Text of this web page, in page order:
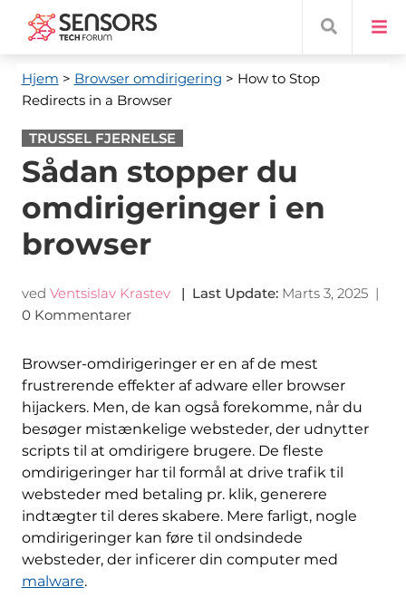
Hjem > Browser omdirigering > How to Stop
Redirects in a Browser
TRUSSEL FJERNELSE
Sådan stopper du
omdirigeringer i en
browser
ved Ventsislav Krastev | Last Update: Marts 3, 2025|
0 Kommentarer
Browser-omdirigeringer er en af de mest
frustrerende effekter af adware eller browser
hijackers. Men, de kan også forekomme, når du
besøger mistænkelige websteder, der udnytter
scripts til at omdirigere brugere. De fleste
omdirigeringer har til formål at drive trafik til
websteder med betaling pr. klik, generere
indtægter til deres skabere. Mere farligt, nogle
omdirigeringer kan føre til ondsindede
websteder, der inficerer din computer med
malware.